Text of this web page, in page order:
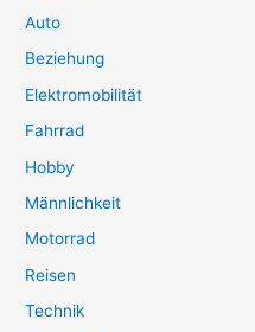
Auto
Beziehung
Elektromobilität
Fahrrad
Hobby
Männlichkeit
Motorrad
Reisen
Technik